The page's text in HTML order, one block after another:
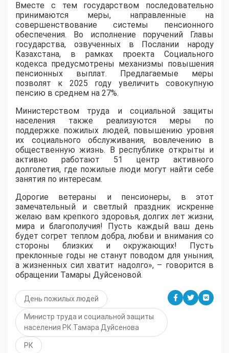
Вместе с тем государством последовательно
принимаются меры, направленные на
совершенствование системы пенсионного
обеспечения. Во исполнение поручений Главы
государства, озвученных в Послании народу
Казахстана, в рамках проекта Социального
кодекса предусмотрены механизмы повышения
пенсионных выплат. Предлагаемые меры
позволят к 2025 году увеличить совокупную
пенсию в среднем на 27%.
Министерством труда и социальной защиты
населения также реализуются меры по
поддержке пожилых людей, повышению уровня
их социального обслуживания, вовлечению в
общественную жизнь. В республике открыты и
активно работают 51 центр активного
долголетия, где пожилые люди могут найти себе
занятия по интересам.
Дорогие ветераны и пенсионеры, в этот
замечательный и светлый праздник искренне
желаю вам крепкого здоровья, долгих лет жизни,
мира и благополучия! Пусть каждый ваш день
будет согрет теплом добра, любви и внимания со
стороны близких и окружающих! Пусть
преклонные годы не станут поводом для уныния,
а жизненных сил хватит надолго», – говорится в
обращении Тамары Дуйсеновой.
День пожилых людей
Министр труда и социальной защиты
населения РК Тамара Дуйсенова
РК